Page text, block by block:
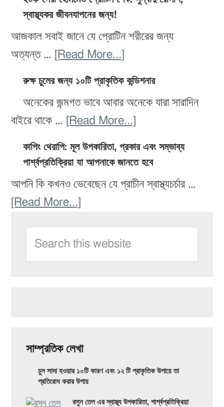
শরীরের
সেরা
খাবার!
যা
সুন্দর
রাখবে
ডায়েট
এবং
সহজ
প্রস্তুত
করার
১৫টি
রেসিপি
স্বাস্থ্যকর জীবনযাপনের জন্য!
আজকাল সবাই জানে যে প্রোটিন শরীরের জন্য
অত্যন্ত …
[Read More...]
সেরা
হোমমেড
প্রোটিন
শেক:
সুস্বাদু
রেসিপি,
রুক্ষ চুলের জন্য ১০টি প্রাকৃতিক কন্ডিশনার
অনেকের জন্মগত ভাবে আবার অনেকে যারা সারাদিন
বাইরে থাকে …
[Read More...]
১০টি
কন্ডিশনার
কাপিং থেরাপি: মূল উপকারিতা, প্রকার এবং সম্ভাব্য
পার্শ্বপ্রতিক্রিয়া যা আপনাকে জানতে হবে
আপনি কি কখনও ভেবেছেন যে প্রাচীন স্বাস্থ্যচর্চার …
[Read More...]
থেরাপি:
পার্শ্বপ্রতিক্রিয়া
যা
আপনাকে
জানতে
Sidebar
this
website
সাম্প্রতিক লেখা
চুল সাদা হওয়ার ১০টি কারণ এবং ১২ টি প্রাকৃতিক উপায়ে তা
প্রতিরোধ করার উপায়
রসুন তেল এর স্বাস্থ্য উপকারিতা, পার্শ্বপ্রতিক্রিয়া